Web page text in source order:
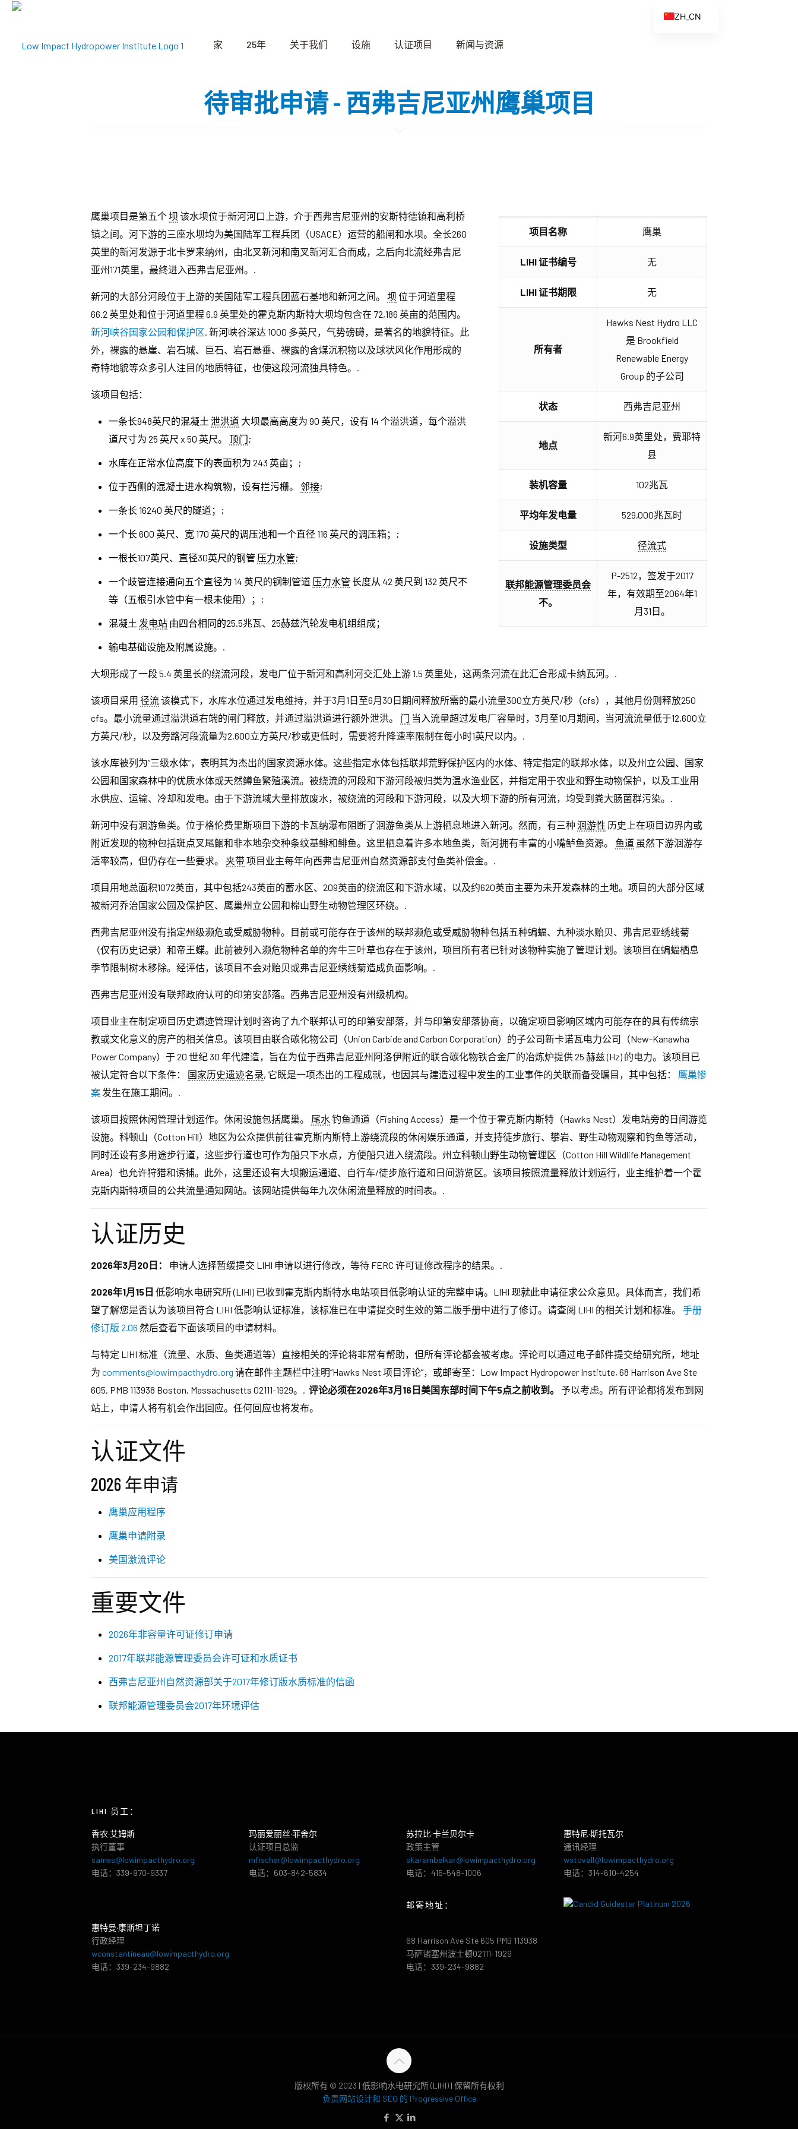
家 25年 关于我们 设施 认证项目 新闻与资源
待审批申请 - 西弗吉尼亚州鹰巢项目
项目名称 鹰巢
LIHI 证书编号 无
LIHI 证书期限 无
所有者
Hawks Nest Hydro LLC
是 Brookfield
Renewable Energy
Group 的子公司
状态 西弗吉尼亚州
地点
新河6.9英里处，费耶特
县
装机容量 102兆瓦
平均年发电量 529,000兆瓦时
设施类型 径流式
联邦能源管理委员会
不。
P-2512，签发于2017
年，有效期至2064年1
月31日。
鹰巢项目是第五个坝 该水坝位于新河河口上游，介于西弗吉尼亚州的安斯特德镇和高利桥
镇之间。河下游的三座水坝均为美国陆军工程兵团（USACE）运营的船闸和水坝。全长260
英里的新河发源于北卡罗来纳州，由北叉新河和南叉新河汇合而成，之后向北流经弗吉尼
亚州171英里，最终进入西弗吉尼亚州。.
新河的大部分河段位于上游的美国陆军工程兵团蓝石基地和新河之间。 坝 位于河道里程
66.2 英里处和位于河道里程 6.9 英里处的霍克斯内斯特大坝均包含在 72,186 英亩的范围内。
新河峡谷国家公园和保护区. 新河峡谷深达 1000 多英尺，气势磅礴，是著名的地貌特征。此
外，裸露的悬崖、岩石城、巨石、岩石悬垂、裸露的含煤沉积物以及球状风化作用形成的
奇特地貌等众多引人注目的地质特征，也使这段河流独具特色。.
该项目包括：
一条长948英尺的混凝土 泄洪道大坝最高高度为 90 英尺，设有 14 个溢洪道，每个溢洪
道尺寸为 25 英尺 x 50 英尺。 顶门;
水库在正常水位高度下的表面积为 243 英亩；;
位于西侧的混凝土进水构筑物，设有拦污栅。 邻接;
一条长 16240 英尺的隧道；;
一个长 600 英尺、宽 170 英尺的调压池和一个直径 116 英尺的调压箱；;
一根长107英尺、直径30英尺的钢管 压力水管;
一个歧管连接通向五个直径为 14 英尺的钢制管道 压力水管 长度从 42 英尺到 132 英尺不
等（五根引水管中有一根未使用）；;
混凝土 发电站由四台相同的25.5兆瓦、25赫兹汽轮发电机组组成；
输电基础设施及附属设施。.
大坝形成了一段 5.4 英里长的绕流河段，发电厂位于新河和高利河交汇处上游 1.5 英里处，这两条河流在此汇合形成卡纳瓦河。.
该项目采用 径流该模式下，水库水位通过发电维持，并于3月1日至6月30日期间释放所需的最小流量300立方英尺/秒（cfs），其他月份则释放250
cfs。最小流量通过溢洪道右端的闸门释放，并通过溢洪道进行额外泄洪。 门 当入流量超过发电厂容量时，3月至10月期间，当河流流量低于12,600立
方英尺/秒，以及旁路河段流量为2,600立方英尺/秒或更低时，需要将升降速率限制在每小时1英尺以内。.
该水库被列为“三级水体”，表明其为杰出的国家资源水体。这些指定水体包括联邦荒野保护区内的水体、特定指定的联邦水体，以及州立公园、国家
公园和国家森林中的优质水体或天然鳟鱼繁殖溪流。被绕流的河段和下游河段被归类为温水渔业区，并指定用于农业和野生动物保护，以及工业用
水供应、运输、冷却和发电。由于下游流域大量排放废水，被绕流的河段和下游河段，以及大坝下游的所有河流，均受到粪大肠菌群污染。.
新河中没有洄游鱼类。位于格伦费里斯项目下游的卡瓦纳瀑布阻断了洄游鱼类从上游栖息地进入新河。然而，有三种 洄游性 历史上在项目边界内或
附近发现的物种包括斑点叉尾鮰和非本地杂交种条纹基鲱和鲱鱼。这里栖息着许多本地鱼类，新河拥有丰富的小嘴鲈鱼资源。 鱼道虽然下游洄游存
活率较高，但仍存在一些要求。 夹带项目业主每年向西弗吉尼亚州自然资源部支付鱼类补偿金。.
项目用地总面积1072英亩，其中包括243英亩的蓄水区、209英亩的绕流区和下游水域，以及约620英亩主要为未开发森林的土地。项目的大部分区域
被新河乔治国家公园及保护区、鹰巢州立公园和棉山野生动物管理区环绕。.
西弗吉尼亚州没有指定州级濒危或受威胁物种。目前或可能存在于该州的联邦濒危或受威胁物种包括五种蝙蝠、九种淡水贻贝、弗吉尼亚绣线菊
（仅有历史记录）和帝王蝶。此前被列入濒危物种名单的奔牛三叶草也存在于该州，项目所有者已针对该物种实施了管理计划。该项目在蝙蝠栖息
季节限制树木移除。经评估，该项目不会对贻贝或弗吉尼亚绣线菊造成负面影响。.
西弗吉尼亚州没有联邦政府认可的印第安部落。西弗吉尼亚州没有州级机构。
项目业主在制定项目历史遗迹管理计划时咨询了九个联邦认可的印第安部落，并与印第安部落协商，以确定项目影响区域内可能存在的具有传统宗
教或文化意义的房产的相关信息。该项目由联合碳化物公司（Union Carbide and Carbon Corporation）的子公司新卡诺瓦电力公司（New-Kanawha
Power Company）于 20 世纪 30 年代建造，旨在为位于西弗吉尼亚州阿洛伊附近的联合碳化物铁合金厂的冶炼炉提供 25 赫兹 (Hz) 的电力。该项目已
被认定符合以下条件： 国家历史遗迹名录, 它既是一项杰出的工程成就，也因其与建造过程中发生的工业事件的关联而备受瞩目，其中包括： 鹰巢惨
案发生在施工期间。.
该项目按照休闲管理计划运作。休闲设施包括鹰巢。 尾水 钓鱼通道（Fishing Access）是一个位于霍克斯内斯特（Hawks Nest）发电站旁的日间游览
设施。科顿山（Cotton Hill）地区为公众提供前往霍克斯内斯特上游绕流段的休闲娱乐通道，并支持徒步旅行、攀岩、野生动物观察和钓鱼等活动，
同时还设有多用途步行道，这些步行道也可作为船只下水点，方便船只进入绕流段。州立科顿山野生动物管理区（Cotton Hill Wildlife Management
Area）也允许狩猎和诱捕。此外，这里还设有大坝搬运通道、自行车/徒步旅行道和日间游览区。该项目按照流量释放计划运行，业主维护着一个霍
克斯内斯特项目的公共流量通知网站。该网站提供每年九次休闲流量释放的时间表。.
认证历史
2026年3月20日： 申请人选择暂缓提交 LIHI 申请以进行修改，等待 FERC 许可证修改程序的结果。.
2026年1月15日 低影响水电研究所 (LIHI) 已收到霍克斯内斯特水电站项目低影响认证的完整申请。LIHI 现就此申请征求公众意见。具体而言，我们希
望了解您是否认为该项目符合 LIHI 低影响认证标准，该标准已在申请提交时生效的第二版手册中进行了修订。请查阅 LIHI 的相关计划和标准。 手册
修订版 2.06 然后查看下面该项目的申请材料。
与特定 LIHI 标准（流量、水质、鱼类通道等）直接相关的评论将非常有帮助，但所有评论都会被考虑。评论可以通过电子邮件提交给研究所，地址
为 comments@lowimpacthydro.org 请在邮件主题栏中注明“Hawks Nest 项目评论”，或邮寄至：Low Impact Hydropower Institute, 68 Harrison Ave Ste
605, PMB 113938 Boston, Massachusetts 02111-1929。. 评论必须在2026年3月16日美国东部时间下午5点之前收到。
予以考虑。所有评论都将发布到网
站上，申请人将有机会作出回应。任何回应也将发布。
认证文件
2026 年申请
鹰巢应用程序
鹰巢申请附录
美国激流评论
重要文件
2026年非容量许可证修订申请
2017年联邦能源管理委员会许可证和水质证书
西弗吉尼亚州自然资源部关于2017年修订版水质标准的信函
联邦能源管理委员会2017年环境评估
LIHI 员工：
香农·艾姆斯
执行董事
sames@lowimpacthydro.org
电话：339-970-9337
惠特曼·康斯坦丁诺
行政经理
wconstantineau@lowimpacthydro.org
电话：339-234-9882
玛丽爱丽丝·菲舍尔
认证项目总监
mfischer@lowimpacthydro.org
电话：603-842-5834
苏拉比·卡兰贝尔卡
政策主管
skarambelkar@lowimpacthydro.org
电话：415-548-1006
邮寄地址：
68 Harrison Ave Ste 605 PMB 113938
马萨诸塞州波士顿02111-1929
电话：339-234-9882
惠特尼·斯托瓦尔
通讯经理
wstovall@lowimpacthydro.org
电话：314-610-4254
版权所有 © 2023 | 低影响水电研究所 (LIHI) | 保留所有权利
负责网站设计和 SEO 的 Progressive Office
ZH_CN